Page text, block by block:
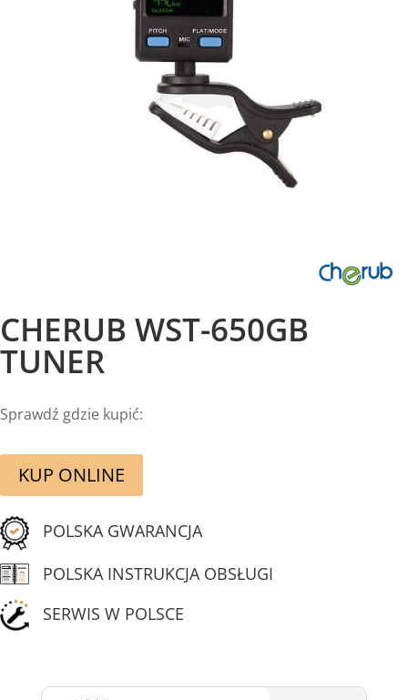
CHERUB WST-650GB
TUNER
Sprawdź gdzie kupić:
KUP ONLINE
POLSKA GWARANCJA
POLSKA INSTRUKCJA OBSŁUGI
SERWIS W POLSCE